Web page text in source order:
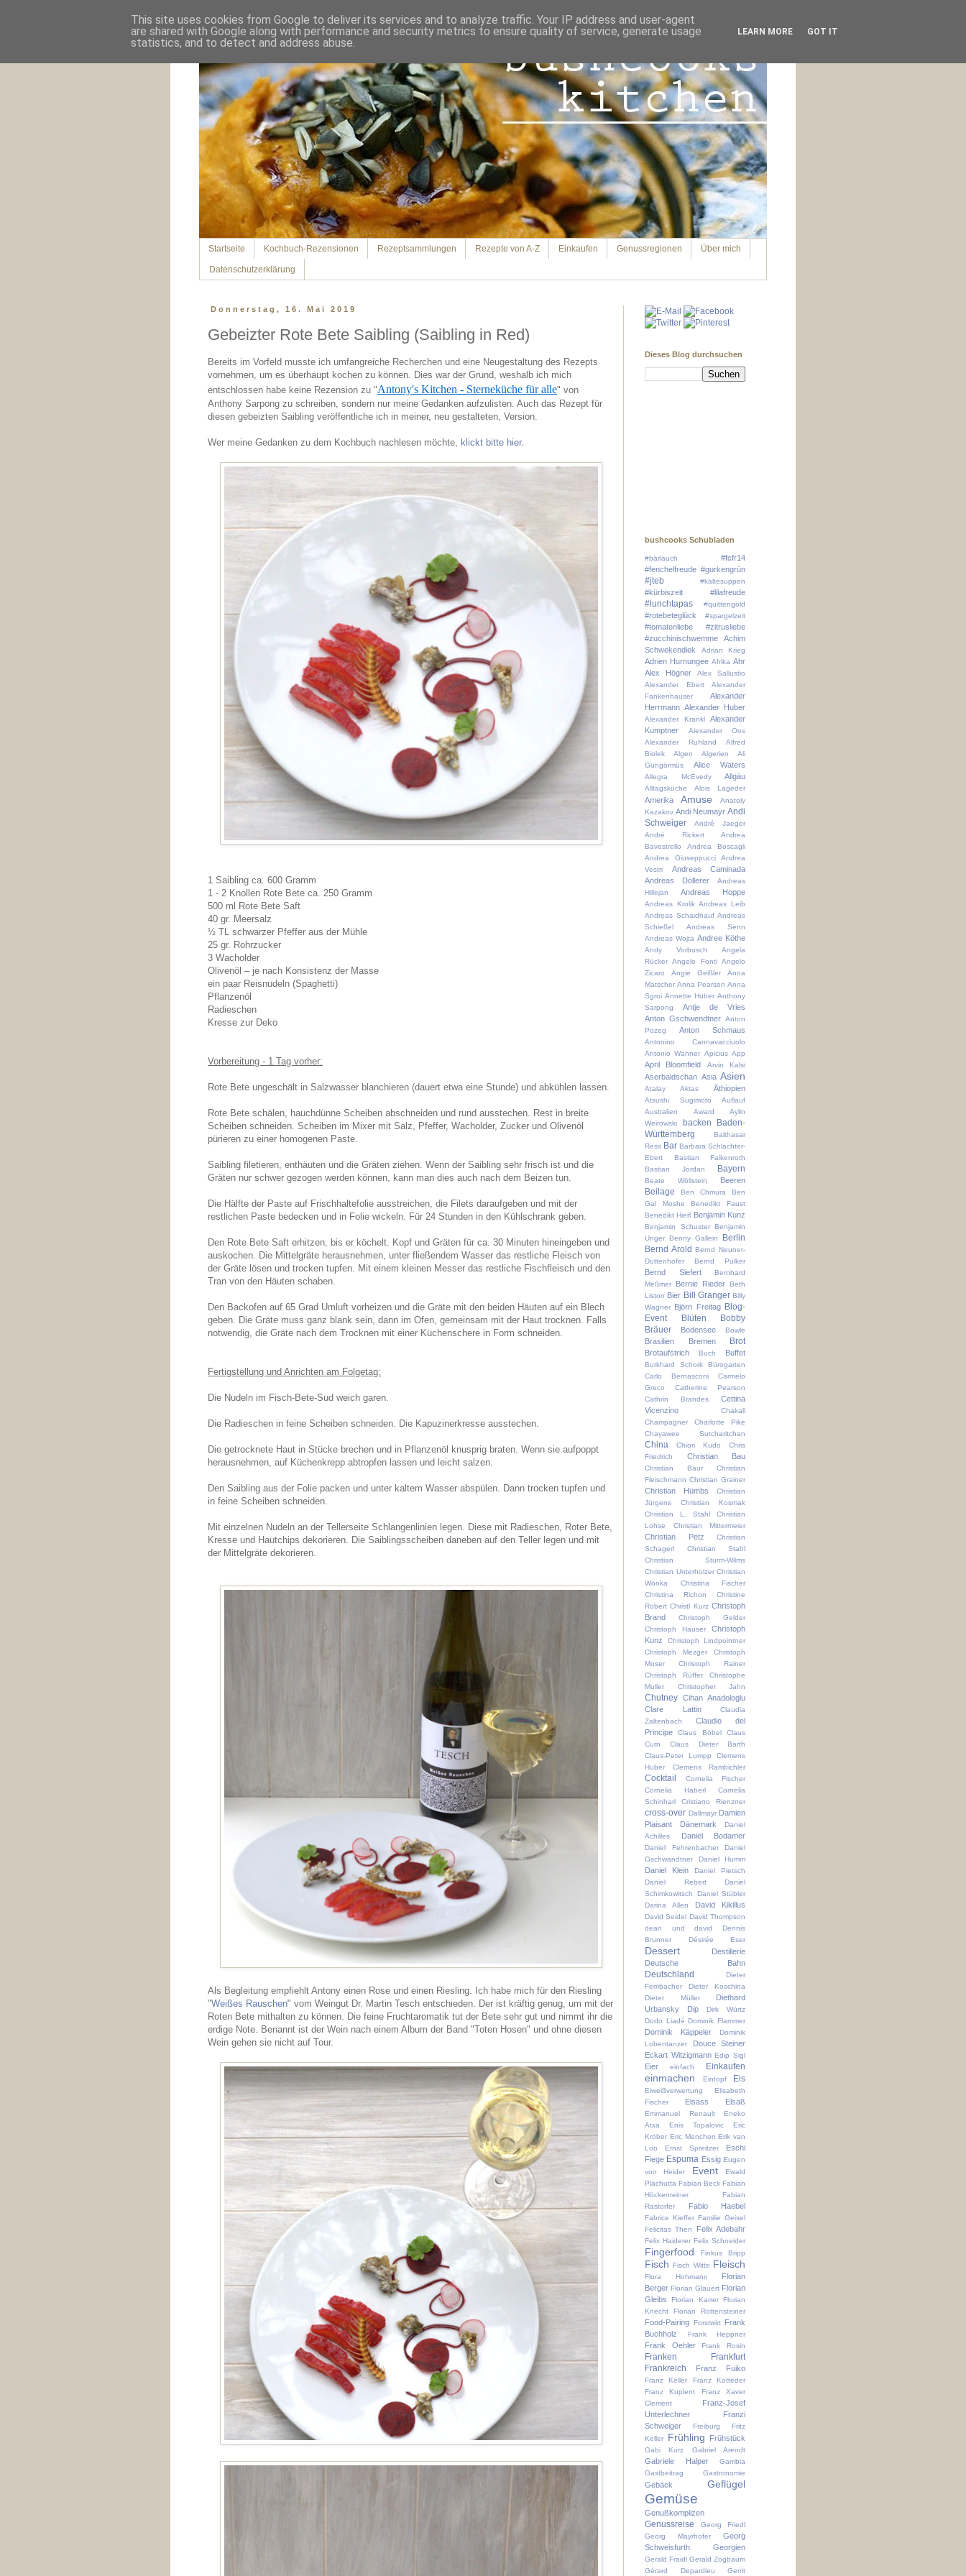
Startseite Kochbuch-Rezensionen Rezeptsammlungen Rezepte von A-Z Einkaufen Genussregionen Über mich
Datenschutzerklärung
Donnerstag, 16. Mai 2019
Gebeizter Rote Bete Saibling (Saibling in Red)
Bereits im Vorfeld musste ich umfangreiche Recherchen und eine Neugestaltung des Rezepts
vornehmen, um es überhaupt kochen zu können. Dies war der Grund, weshalb ich mich
entschlossen habe keine Rezension zu "Antony's Kitchen - Sterneküche für alle" von
Anthony Sarpong zu schreiben, sondern nur meine Gedanken aufzulisten. Auch das Rezept für
diesen gebeizten Saibling veröffentliche ich in meiner, neu gestalteten, Version.
Wer meine Gedanken zu dem Kochbuch nachlesen möchte, klickt bitte hier.
1 Saibling ca. 600 Gramm
1 - 2 Knollen Rote Bete ca. 250 Gramm
500 ml Rote Bete Saft
40 gr. Meersalz
½ TL schwarzer Pfeffer aus der Mühle
25 gr. Rohrzucker
3 Wacholder
Olivenöl – je nach Konsistenz der Masse
ein paar Reisnudeln (Spaghetti)
Pflanzenöl
Radieschen
Kresse zur Deko
Vorbereitung - 1 Tag vorher:
Rote Bete ungeschält in Salzwasser blanchieren (dauert etwa eine Stunde) und abkühlen lassen.
Rote Bete schälen, hauchdünne Scheiben abschneiden und rund ausstechen. Rest in breite
Scheiben schneiden. Scheiben im Mixer mit Salz, Pfeffer, Wacholder, Zucker und Olivenöl
pürieren zu einer homogenen Paste.
Saibling filetieren, enthäuten und die Gräten ziehen. Wenn der Saibling sehr frisch ist und die
Gräten nur schwer gezogen werden können, kann man dies auch nach dem Beizen tun.
Die Hälfte der Paste auf Frischhaltefolie ausstreichen, die Filets daraufgeben und mit der
restlichen Paste bedecken und in Folie wickeln. Für 24 Stunden in den Kühlschrank geben.
Den Rote Bete Saft erhitzen, bis er köchelt. Kopf und Gräten für ca. 30 Minuten hineingeben und
auskochen. Die Mittelgräte herausnehmen, unter fließendem Wasser das restliche Fleisch von
der Gräte lösen und trocken tupfen. Mit einem kleinen Messer das restliche Fischfleisch und den
Tran von den Häuten schaben.
Den Backofen auf 65 Grad Umluft vorheizen und die Gräte mit den beiden Häuten auf ein Blech
geben. Die Gräte muss ganz blank sein, dann im Ofen, gemeinsam mit der Haut trocknen. Falls
notwendig, die Gräte nach dem Trocknen mit einer Küchenschere in Form schneiden.
Fertigstellung und Anrichten am Folgetag:
Die Nudeln im Fisch-Bete-Sud weich garen.
Die Radieschen in feine Scheiben schneiden. Die Kapuzinerkresse ausstechen.
Die getrocknete Haut in Stücke brechen und in Pflanzenöl knusprig braten. Wenn sie aufpoppt
herausnehmen, auf Küchenkrepp abtropfen lassen und leicht salzen.
Den Saibling aus der Folie packen und unter kaltem Wasser abspülen. Dann trocken tupfen und
in feine Scheiben schneiden.
Mit einzelnen Nudeln an der Tellerseite Schlangenlinien legen. Diese mit Radieschen, Roter Bete,
Kresse und Hautchips dekorieren. Die Saiblingsscheiben daneben auf den Teller legen und mit
der Mittelgräte dekorieren.
Als Begleitung empfiehlt Antony einen Rose und einen Riesling. Ich habe mich für den Riesling
"Weißes Rauschen" vom Weingut Dr. Martin Tesch entschieden. Der ist kräftig genug, um mit der
Roten Bete mithalten zu können. Die feine Fruchtaromatik tut der Bete sehr gut und nimmt ihr die
erdige Note. Benannt ist der Wein nach einem Album der Band "Toten Hosen" und ohne diesen
Wein gehen sie nicht auf Tour.
Dieses Blog durchsuchen
bushcooks Schubladen
#bärlauch
#fcfr14
#fenchelfreude #gurkengrün
#jteb #kaltesuppen
#kürbiszeit #lilafreude
#lunchtapas #quittengold
#rotebeteglück #spargelzeit
#tomatenliebe
#zitrusliebe
#zucchinischwemme
Achim
Schwekendiek
Adrian Krieg
Adrien Hurnungee Afrika Ahr
Alex Högner
Alex Sallustio
Alexander Ebert
Alexander
Fankenhauser
Alexander
Herrmann Alexander Huber
Alexander Krankl
Alexander
Kumptner
Alexander Oos
Alexander Ruhland
Alfred
Biolek
Algen Algerien
Ali
Güngörmüs
Alice Waters
Allegra McEvedy Allgäu
Alltagsküche Alois Lageder
Amerika Amuse
Anatoly
Kazakov Andi Neumayr Andi
Schweiger
André Jaeger
André Rickert
Andrea
Bavestrello
Andrea Boscagli
Andrea Giuseppucci
Andrea
Vestri
Andreas Caminada
Andreas Döllerer
Andreas
Hillejan
Andreas Hoppe
Andreas Krolik Andreas Leib
Andreas Schaidhauf Andreas
Schießel
Andreas Senn
Andreas Wojta Andree Köthe
Andy Vorbusch
Angela
Rücker Angelo Fonti Angelo
Zicaro
Angie Geißler
Anna
Matscher Anna Pearson Anna
Sgroi Annette Huber Anthony
Sarpong
Antje de Vries
Anton Gschwendtner Anton
Pozeg
Anton Schmaus
Antonino Cannavacciuolo
Antonio Wanner Apicius App
April Bloomfield Arvin Kalsi
Aserbaidschan Asia Asien
Atalay Aktas Äthiopien
Atsushi Sugimoto
Auflauf
Australien
Award
Aylin
Weirowski
backen
Baden-
Württemberg
Balthasar
Ress Bar Barbara Schlachter-
Ebert
Bastian Falkenroth
Bastian Jordan
Bayern
Beate Wöllstein Beeren
Beilage Ben Chmura
Ben
Gal Moshe
Benedikt Faust
Benedikt Hierl Benjamin Kunz
Benjamin Schuster
Benjamin
Unger
Benny Gallein
Berlin
Bernd Arold Bernd Neuner-
Duttenhofer
Bernd Pulker
Bernd Siefert
Bernhard
Meßmer
Bernie Rieder
Beth
Liston Bier Bill Granger Billy
Wagner Björn Freitag Blog-
Event
Blüten
Bobby
Bräuer
Bodensee Bowle
Brasilien Bremen Brot
Brotaufstrich Buch Buffet
Burkhard Schork
Bürogarten
Carlo Bernasconi
Carmelo
Greco
Catherine Pearson
Cathrin Brandes
Cettina
Vicenzino
Chakall
Champagner
Charlotte Pike
Chayawee Sutcharitchan
China Chiori Kudo
Chris
Friedrich
Christian Bau
Christian Baur
Christian
Fleischmann Christian Grainer
Christian Hümbs
Christian
Jürgens
Christian Kosmak
Christian L. Stahl
Christian
Lohse
Christian Mittermeier
Christian Petz
Christian
Schagerl
Christian Stahl
Christian Sturm-Wilms
Christian Unterholzer Christian
Wonka
Christina Fischer
Christina Richon
Christine
Robert Christl Kurz Christoph
Brand
Christoph Gelder
Christoph Hauser
Christoph
Kunz
Christoph Lindpointner
Christoph Mezger
Christoph
Moser
Christoph Rainer
Christoph Rüffer
Christophe
Muller
Christopher Jahn
Chutney Cihan Anadologlu
Clare Lattin
Claudia
Zaltenbach
Claudio del
Principe
Claus Böbel
Claus
Curn
Claus Dieter Barth
Claus-Peter Lumpp
Clemens
Huber
Clemens Rambichler
Cocktail
Cornelia Fischer
Cornelia Haberl
Cornelia
Schinharl
Cristiano Rienzner
cross-over Dallmayr Damien
Plaisant
Dänemark
Daniel
Achilles
Daniel Bodamer
Daniel Fehrenbacher
Daniel
Gschwandtner
Daniel Humm
Daniel Klein
Daniel Pietsch
Daniel Rebert
Daniel
Schimkowitsch
Daniel Stübler
Darina Allen
David Kikillus
David Seidel David Thompson
dean und david
Dennis
Brunner
Désirée Eser
Dessert
Destillerie
Deutsche Bahn
Deutschland
Dieter
Fembacher
Dieter Koschina
Dieter Müller
Diethard
Urbansky
Dip
Dirk Würtz
Dodo Liadé Dominik Flammer
Dominik Käppeler
Dominik
Lobentanzer
Douce Steiner
Eckart Witzigmann Edip Sigl
Eier einfach Einkaufen
einmachen Eintopf Eis
Eiweißverwertung
Elisabeth
Fischer
Elsass Elsaß
Emmanuel Renault
Eneko
Atxa
Enis Topalovic
Eric
Kröber Eric Menchon Erik van
Loo
Ernst Spreitzer
Eschi
Fiege Espuma Essig Eugen
von Heider
Event
Ewald
Plachutta Fabian Beck Fabian
Höckenreiner
Fabian
Rastorfer
Fabio Haebel
Fabrice Kieffer Familie Geisel
Felicitas Then
Felix Adebahr
Felix Haiderer Felix Schneider
Fingerfood Finkus Bripp
Fisch Fisch Witte Fleisch
Flora Hohmann
Florian
Berger Florian Glauert Florian
Gleibs
Florian Karrer
Florian
Knecht
Florian Rottensteiner
Food-Pairing Forstwirt Frank
Buchholz
Frank Heppner
Frank Oehler Frank Rosin
Franken
Frankfurt
Frankreich
Franz Fuiko
Franz Keller
Franz Kotteder
Franz Kuplent
Franz Xaver
Clement
Franz-Josef
Unterlechner
Franzi
Schweiger
Freiburg
Fritz
Keller
Frühling Frühstück
Gabi Kurz Gabriel Arendt
Gabriele Halper
Gambia
Gastbeitrag
Gastronomie
Gebäck Geflügel
Gemüse
Genußkomplizen
Genussreise
Georg Friedl
Georg Mayrhofer
Georg
Schweisfurth
Georgien
Gerald Fraidl Gerald Zogbaum
Gérard Depardieu
Gerrit
This site uses cookies from Google to deliver its services and to analyze traffic. Your IP address and user-agent
are shared with Google along with performance and security metrics to ensure quality of service, generate usage
statistics, and to detect and address abuse.
LEARN MORE GOT IT